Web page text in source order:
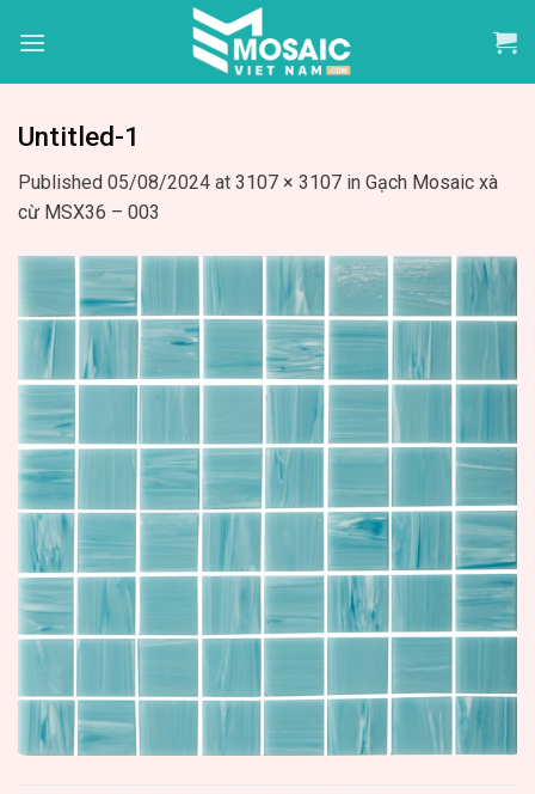
Untitled-1
Published 05/08/2024 at 3107 × 3107 in Gạch Mosaic xà
cừ MSX36 – 003